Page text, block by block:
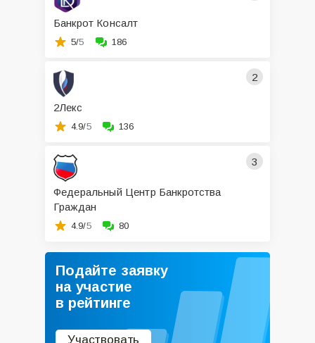
Банкрот Консалт
5/5 186
2
2Лекс
4.9/5 136
3
Федеральный Центр Банкротства
Граждан
4.9/5 80
Подайте заявку
на участие
в рейтинге
Участвовать